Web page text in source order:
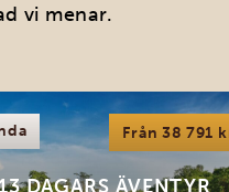
vi menar.
Från 38 791
DAGARS ÄVENTYR